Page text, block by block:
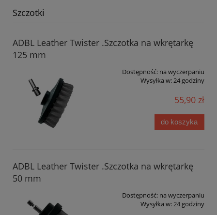
Szczotki
ADBL Leather Twister .Szczotka na wkrętarkę
125 mm
Dostępność: na wyczerpaniu
Wysyłka w:24 godziny
55,90 zł
do koszyka
ADBL Leather Twister .Szczotka na wkrętarkę
50 mm
Dostępność: na wyczerpaniu
Wysyłka w: 24 godziny